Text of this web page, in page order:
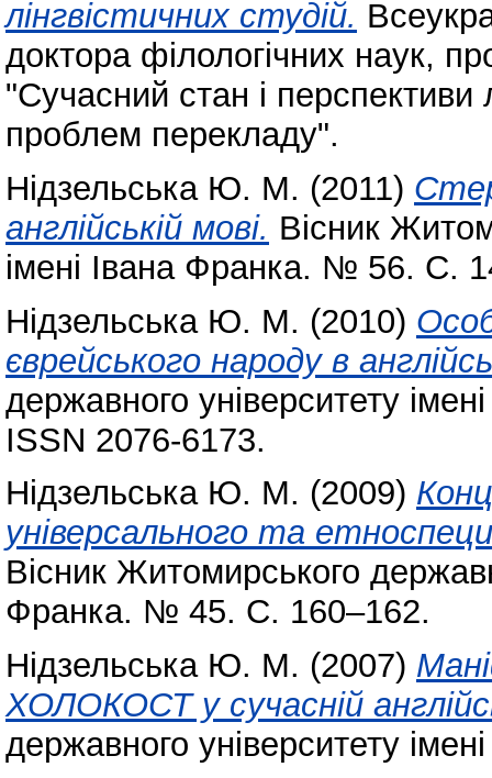
лінгвістичних студій.
доктора філологічних наук,
"Сучасний стан і перспективи
проблем перекладу".
Нідзельська Ю. М. (2011)
англійській мові. Вісник
імені Івана Франка. № 56. С.
Нідзельська Ю. М. (2010)
єврейського народу в
державного університету
ISSN 2076-6173.
Нідзельська Ю. М. (2009)
універсального та
Вісник Житомирського
Франка. № 45. С. 160–162.
Нідзельська Ю. М. (2007)
ХОЛОКОСТ у сучасній
державного університету